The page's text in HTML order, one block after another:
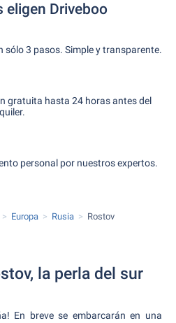
eligen Driveboo
sólo 3 pasos. Simple y transparente.
gratuita hasta 24 horas antes del
personal por nuestros expertos.
Europa Rusia Rostov
la perla del sur
En breve se embarcarán en una